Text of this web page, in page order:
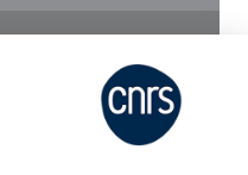
Partager